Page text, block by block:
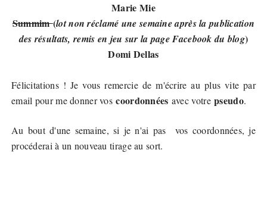
Marie Mie
Summim(lot non réclamé une semaine après la publication
des résultats, remis en jeu sur la page Facebook du blog)
Domi Dellas
Félicitations ! Je vous remercie de m'écrire au plus vite par
email pour me donner voscoordonnées avec votrepseudo.
Au bout d'une semaine, si je n'ai pas vos coordonnées, je
procéderai à un nouveau tirage au sort.